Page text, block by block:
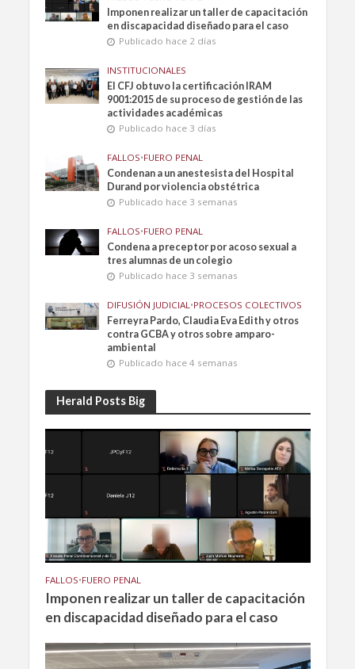
Imponen realizar un taller de capacitación
en discapacidad diseñado para el caso
Publicado hace 2 días
INSTITUCIONALES
El CFJ obtuvo la certificación IRAM
9001:2015 de su proceso de gestión de las
actividades académicas
Publicado hace 3 días
FALLOS•FUERO PENAL
Condenan a un anestesista del Hospital
Durand por violencia obstétrica
Publicado hace 3 semanas
FALLOS•FUERO PENAL
Condena a preceptor por acoso sexual a
tres alumnas de un colegio
Publicado hace 3 semanas
DIFUSIÓN JUDICIAL •PROCESOS COLECTIVOS
Ferreyra Pardo, Claudia Eva Edith y otros
contra GCBA y otros sobre amparo-
ambiental
Publicado hace 4 semanas
Herald Posts Big
FALLOS•FUERO PENAL
Imponen realizar un taller de capacitación
en discapacidad diseñado para el caso